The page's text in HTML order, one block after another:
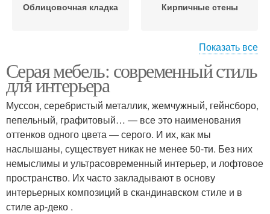
Облицовочная кладка Кирпичные стены
Мелкоблочная кладка Кирпичный фасад
Кладки при помощи Кирпичные белые
Кладка в интерьере
Показать все
Серая мебель: современный стиль
для интерьера
Муссон, серебристый металлик, жемчужный, гейнсборо,
пепельный, графитовый… — все это наименования
оттенков одного цвета — серого. И их, как мы
наслышаны, существует никак не менее 50-ти. Без них
немыслимы и ультрасовременный интерьер, и лофтовое
пространство. Их часто закладывают в основу
интерьерных композиций в скандинавском стиле и в
стиле ар-деко .